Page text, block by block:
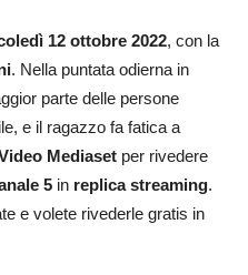
12 ottobre 2022, con la
. Nella puntata odierna in
parte delle persone
e il ragazzo fa fatica a
Mediaset per rivedere
5 in replica streaming.
e volete rivederle gratis in